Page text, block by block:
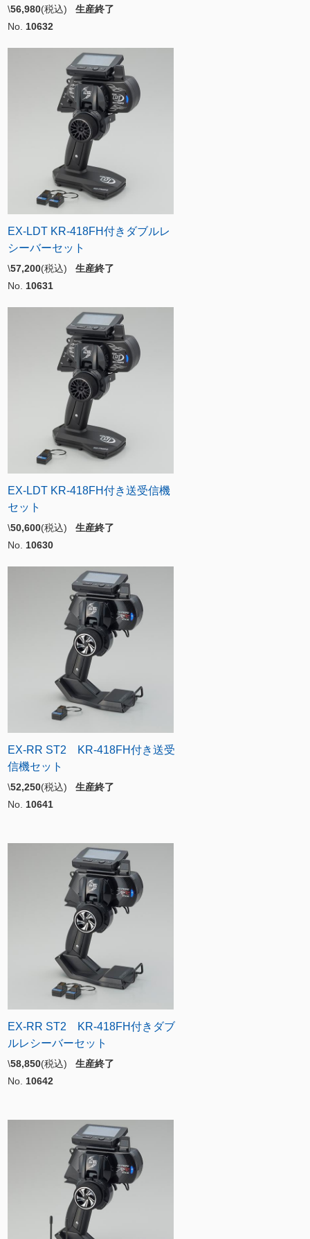
\56,980(税込) 生産終了
No. 10632
EX-LDT KR-418FH付きダブルレ
シーバーセット
\57,200(税込) 生産終了
No. 10631
EX-LDT KR-418FH付き送受信機
セット
\50,600(税込) 生産終了
No. 10630
EX-RR ST2 KR-418FH付き送受
信機セット
\52,250(税込) 生産終了
No. 10641
EX-RR ST2 KR-418FH付きダブ
ルレシーバーセット
\58,850(税込) 生産終了
No. 10642